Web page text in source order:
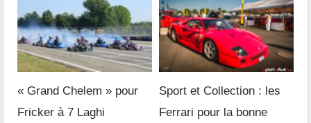
« Grand Chelem » pour
Fricker à 7 Laghi
Sport et Collection : les
Ferrari pour la bonne